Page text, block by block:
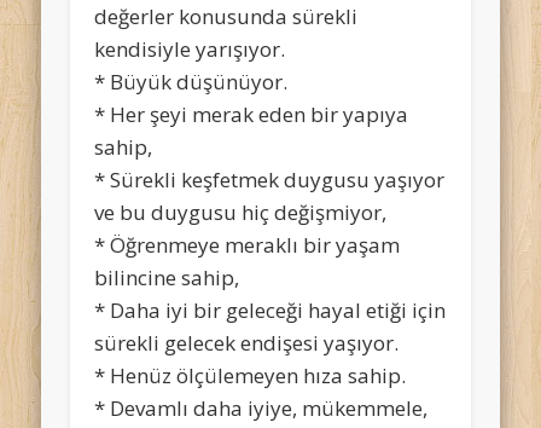
değerler konusunda sürekli
kendisiyle yarışıyor.
* Büyük düşünüyor.
* Her şeyi merak eden bir yapıya
sahip,
* Sürekli keşfetmek duygusu yaşıyor
ve bu duygusu hiç değişmiyor,
* Öğrenmeye meraklı bir yaşam
bilincine sahip,
* Daha iyi bir geleceği hayal etiği için
sürekli gelecek endişesi yaşıyor.
* Henüz ölçülemeyen hıza sahip.
* Devamlı daha iyiye, mükemmele,